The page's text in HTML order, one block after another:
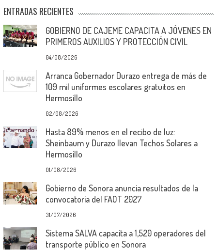
ENTRADAS RECIENTES
GOBIERNO DE CAJEME CAPACITA A JÓVENES EN
PRIMEROS AUXILIOS Y PROTECCIÓN CIVIL
04/08/2026
Arranca Gobernador Durazo entrega de más de
109 mil uniformes escolares gratuitos en
Hermosillo
02/08/2026
Hasta 89% menos en el recibo de luz:
Sheinbaum y Durazo llevan Techos Solares a
Hermosillo
01/08/2026
Gobierno de Sonora anuncia resultados de la
convocatoria del FAOT 2027
31/07/2026
Sistema SALVA capacita a 1,520 operadores del
transporte público en Sonora